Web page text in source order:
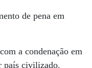
de pena em
a condenação em
país civilizado.